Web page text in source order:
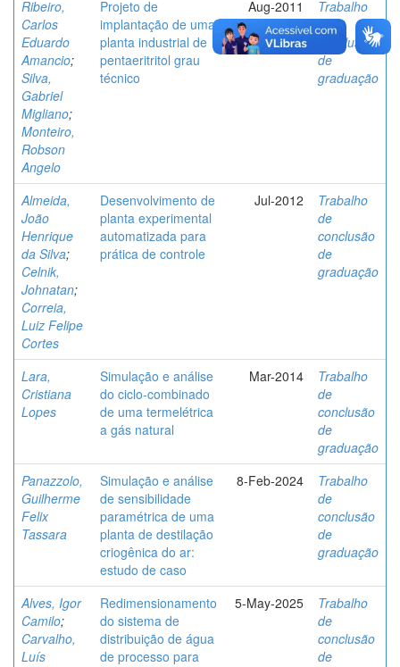
Ribeiro,
Carlos
Eduardo
Amancio;
Silva,
Gabriel
Migliano;
Monteiro,
Robson
Angelo
Projeto de
implantação de uma
planta industrial de
pentaeritritol grau
técnico
Aug-2011
Trabalho
de
conclusão
de
graduação
Almeida,
João
Henrique
da Silva;
Celnik,
Johnatan;
Correia,
Luiz Felipe
Cortes
Desenvolvimento de
planta experimental
automatizada para
prática de controle
Jul-2012
Trabalho
de
conclusão
de
graduação
Lara,
Cristiana
Lopes
Simulação e análise
do ciclo-combinado
de uma termelétrica
a gás natural
Mar-2014
Trabalho
de
conclusão
de
graduação
Panazzolo,
Guilherme
Felix
Tassara
Simulação e análise
de sensibilidade
paramétrica de uma
planta de destilação
criogênica do ar:
estudo de caso
8-Feb-2024
Trabalho
de
conclusão
de
graduação
Alves, Igor
Camilo;
Carvalho,
Luís
Redimensionamento
do sistema de
distribuição de água
de processo para
5-May-2025
Trabalho
de
conclusão
de